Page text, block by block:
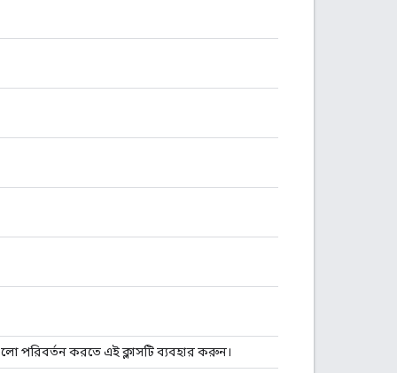
পরিবর্তন করতে এই ক্লাসটি ব্যবহার করুন।